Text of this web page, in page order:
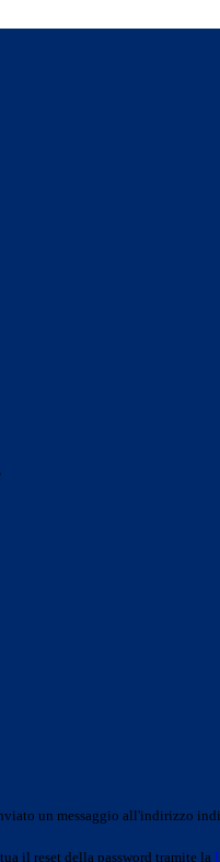
un messaggio all'indirizzo
il reset della password tramite la